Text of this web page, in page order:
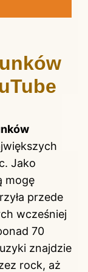
Jako
mogę
przede
wcześniej
70
znajdzie
rock, aż